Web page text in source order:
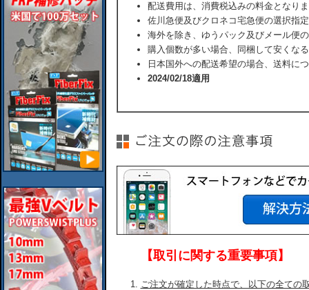
配送費用は、消費税込みの料金となり
佐川急便及びクロネコ宅急便の選択指
海外を除き、ゆうパック及びメール便
購入個数が多い場合、同梱して安くな
日本国外への配送希望の場合、送料に
2024/02/18適用
【取引に関する重要事項】
ご注文が確定した時点で、以下の全ての